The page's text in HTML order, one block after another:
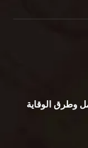
وطرق الوقاية